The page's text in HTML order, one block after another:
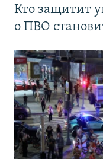
Кто защитит
о ПВО